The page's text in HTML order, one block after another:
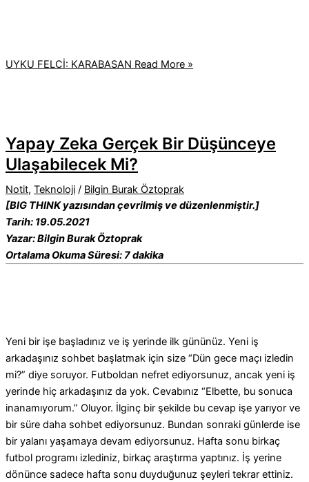
UYKU FELCİ: KARABASAN Read More »
Yapay Zeka Gerçek Bir Düşünceye
Ulaşabilecek Mi?
Notit, Teknoloji / Bilgin Burak Öztoprak
[BIG THINK yazısından çevrilmiş ve düzenlenmiştir.]
Tarih: 19.05.2021
Yazar: Bilgin Burak Öztoprak
Ortalama Okuma Süresi: 7 dakika
Yeni bir işe başladınız ve iş yerinde ilk gününüz. Yeni iş
arkadaşınız sohbet başlatmak için size “Dün gece maçı izledin
mi?” diye soruyor. Futboldan nefret ediyorsunuz, ancak yeni iş
yerinde hiç arkadaşınız da yok. Cevabınız “Elbette, bu sonuca
inanamıyorum.” Oluyor. İlginç bir şekilde bu cevap işe yarıyor ve
bir süre daha sohbet ediyorsunuz. Bundan sonraki günlerde ise
bir yalanı yaşamaya devam ediyorsunuz. Hafta sonu birkaç
futbol programı izlediniz, birkaç araştırma yaptınız. İş yerine
dönünce sadece hafta sonu duyduğunuz şeyleri tekrar ettiniz.